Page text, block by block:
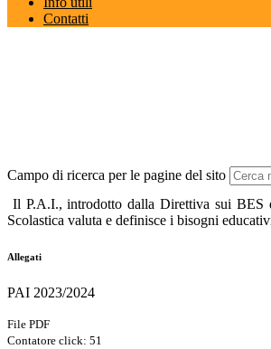
Contatti
Campo di ricerca per le pagine del sito
Il P.A.I., introdotto dalla Direttiva sui BES
Scolastica valuta e definisce i bisogni
Allegati
PAI 2023/2024
File PDF
Contatore click: 51